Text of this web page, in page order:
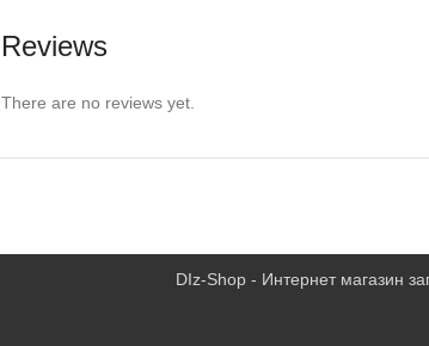
Reviews
There are no reviews yet.
DIz-Shop - Интернет магазин